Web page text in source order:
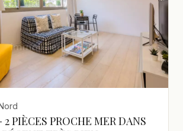
PIÈCES PROCHE MER DANS